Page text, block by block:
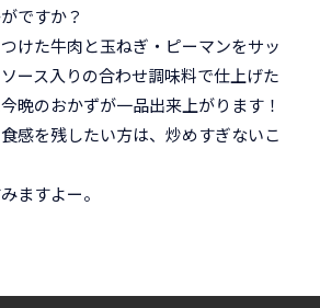
ですか？
けた牛肉と玉ねぎ・ピーマンをサッ
ース入りの合わせ調味料で仕上げた
晩のおかずが一品出来上がります！
感を残したい方は、炒めすぎないこ
ますよー。